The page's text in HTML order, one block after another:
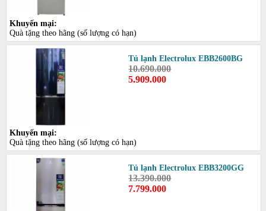
Khuyến mại:
Quà tặng theo hãng (số lượng có hạn)
Tủ lạnh Electrolux EBB2600BG
10.690.000
5.909.000
Khuyến mại:
Quà tặng theo hãng (số lượng có hạn)
Tủ lạnh Electrolux EBB3200GG
13.390.000
7.799.000